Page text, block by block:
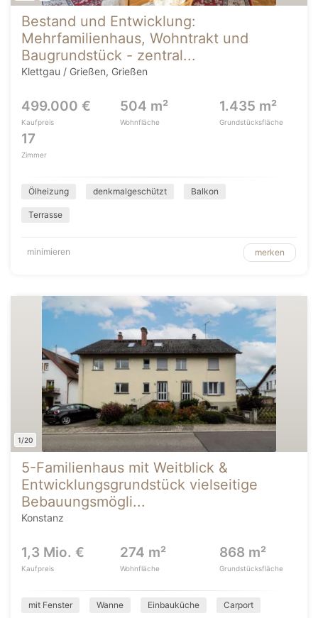
Bestand und Entwicklung:
Mehrfamilienhaus, Wohntrakt und
Baugrundstück - zentral...
Klettgau / Grießen, Grießen
499.000 €
Kaufpreis
504 m²
Wohnfläche
1.435 m²
Grundstücksfläche
17
Zimmer
Ölheizung denkmalgeschützt Balkon
Terrasse
minimieren merken
1/20
5-Familienhaus mit Weitblick &
Entwicklungsgrundstück vielseitige
Bebauungsmögli...
Konstanz
1,3 Mio. €
Kaufpreis
274 m²
Wohnfläche
868 m²
Grundstücksfläche
mit Fenster Wanne Einbauküche Carport